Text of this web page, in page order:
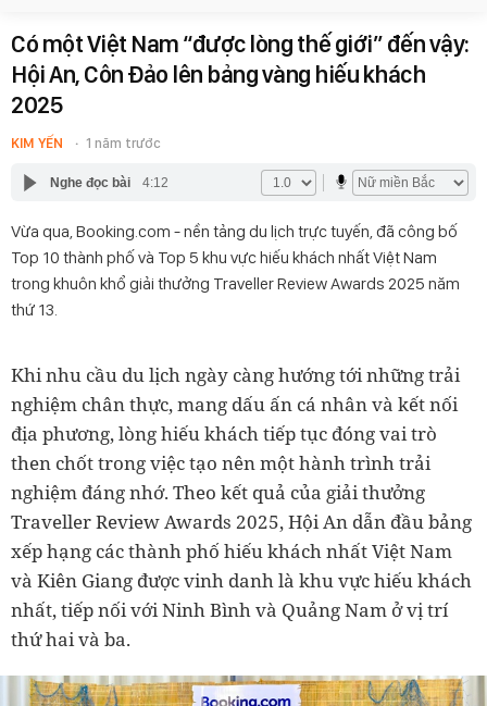
Có một Việt Nam “được lòng thế giới” đến vậy:
Hội An, Côn Đảo lên bảng vàng hiếu khách
2025
KIM YẾN 1 năm trước
Nghe đọc bài 4:12
Vừa qua, Booking.com - nền tảng du lịch trực tuyến, đã công bố
Top 10 thành phố và Top 5 khu vực hiếu khách nhất Việt Nam
trong khuôn khổ giải thưởng Traveller Review Awards 2025 năm
thứ 13.
Khi nhu cầu du lịch ngày càng hướng tới những trải
nghiệm chân thực, mang dấu ấn cá nhân và kết nối
địa phương, lòng hiếu khách tiếp tục đóng vai trò
then chốt trong việc tạo nên một hành trình trải
nghiệm đáng nhớ. Theo kết quả của giải thưởng
Traveller Review Awards 2025, Hội An dẫn đầu bảng
xếp hạng các thành phố hiếu khách nhất Việt Nam
và Kiên Giang được vinh danh là khu vực hiếu khách
nhất, tiếp nối với Ninh Bình và Quảng Nam ở vị trí
thứ hai và ba.